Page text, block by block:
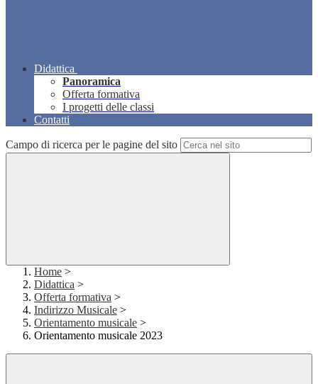
Didattica
Panoramica
Offerta formativa
I progetti delle classi
Contatti
Campo di ricerca per le pagine del sito
Home >
Didattica >
Offerta formativa >
Indirizzo Musicale >
Orientamento musicale >
Orientamento musicale 2023